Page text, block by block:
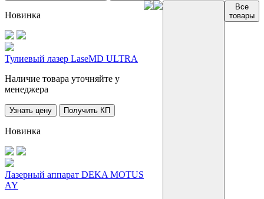
Новинка
Тулиевый лазер LaseMD ULTRA
Наличие товара уточняйте у
менеджера
Узнать цену Получить КП
Новинка
Лазерный аппарат DEKA MOTUS
AY
Все
товары